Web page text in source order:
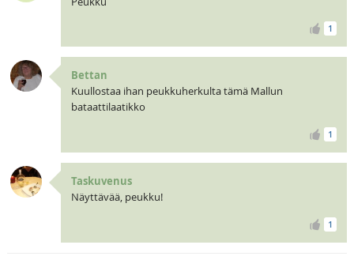
1
Bettan
Kuullostaa ihan peukkuherkulta tämä Mallun
bataattilaatikko
1
Taskuvenus
Näyttävää, peukku!
1